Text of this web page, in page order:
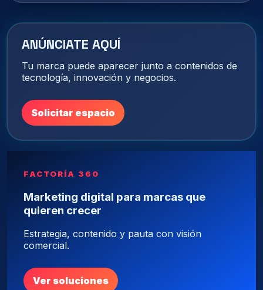
ANÚNCIATE AQUÍ
Tu marca puede aparecer junto a contenidos de
tecnología, innovación y negocios.
Solicitar espacio
FACTORÍA 360
Marketing digital para marcas que
quieren crecer
Estrategia, contenido y pauta con visión
comercial.
Ver soluciones